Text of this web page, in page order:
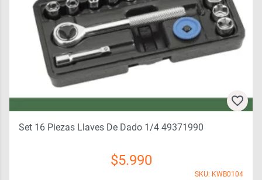
Set 16 Piezas Llaves De Dado 1/4 49371990
$5.990
SKU: KWB0104